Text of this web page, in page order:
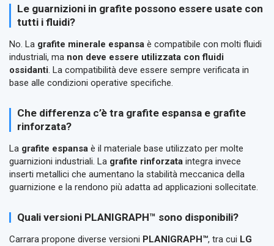
Le guarnizioni in grafite possono essere usate con
tutti i fluidi?
No. La grafite minerale espansa è compatibile con molti fluidi
industriali, ma non deve essere utilizzata con fluidi
ossidanti. La compatibilità deve essere sempre verificata in
base alle condizioni operative specifiche.
Che differenza c’è tra grafite espansa e grafite
rinforzata?
La grafite espansa è il materiale base utilizzato per molte
guarnizioni industriali. La grafite rinforzata integra invece
inserti metallici che aumentano la stabilità meccanica della
guarnizione e la rendono più adatta ad applicazioni sollecitate.
Quali versioni PLANIGRAPH™ sono disponibili?
Carrara propone diverse versioni PLANIGRAPH™, tra cui LG